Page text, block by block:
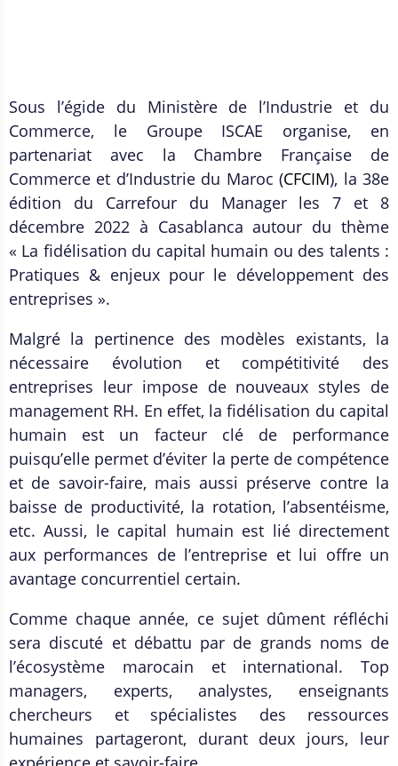
Sous l’égide du Ministère de l’Industrie et du
Commerce, le Groupe ISCAE organise, en
partenariat avec la Chambre Française de
Commerce et d’Industrie du Maroc (CFCIM), la 38e
édition du Carrefour du Manager les 7 et 8
décembre 2022 à Casablanca autour du thème
« La fidélisation du capital humain ou des talents :
Pratiques & enjeux pour le développement des
entreprises ».
Malgré la pertinence des modèles existants, la
nécessaire évolution et compétitivité des
entreprises leur impose de nouveaux styles de
management RH. En effet, la fidélisation du capital
humain est un facteur clé de performance
puisqu’elle permet d’éviter la perte de compétence
et de savoir-faire, mais aussi préserve contre la
baisse de productivité, la rotation, l’absentéisme,
etc. Aussi, le capital humain est lié directement
aux performances de l’entreprise et lui offre un
avantage concurrentiel certain.
Comme chaque année, ce sujet dûment réfléchi
sera discuté et débattu par de grands noms de
l’écosystème marocain et international. Top
managers, experts, analystes, enseignants
chercheurs et spécialistes des ressources
humaines partageront, durant deux jours, leur